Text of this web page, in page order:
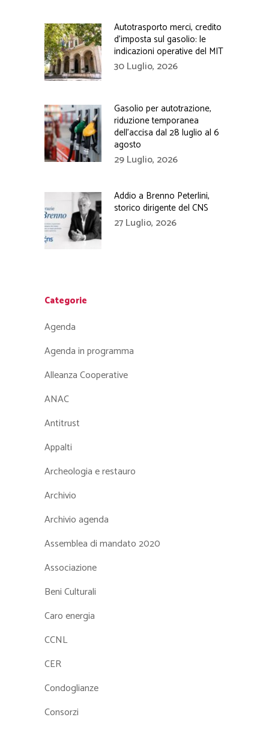
Autotrasporto merci, credito
d’imposta sul gasolio: le
indicazioni operative del MIT
30 Luglio, 2026
Gasolio per autotrazione,
riduzione temporanea
dell’accisa dal 28 luglio al 6
agosto
29 Luglio, 2026
Addio a Brenno Peterlini,
storico dirigente del CNS
27 Luglio, 2026
Categorie
Agenda
Agenda in programma
Alleanza Cooperative
ANAC
Antitrust
Appalti
Archeologia e restauro
Archivio
Archivio agenda
Assemblea di mandato 2020
Associazione
Beni Culturali
Caro energia
CCNL
CER
Condoglianze
Consorzi